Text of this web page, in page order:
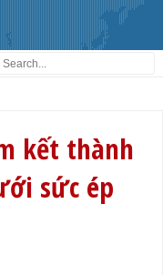
kết thành
sức ép